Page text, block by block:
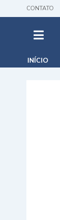
CONTATO
INÍCIO